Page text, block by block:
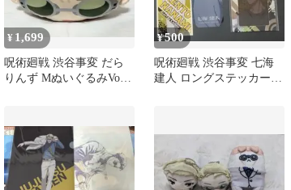
¥ 1,699
呪術廻戦 渋谷事変 だら
りんず MぬいぐるみVol.2
¥500
呪術廻戦 渋谷事変 七海
建人 ロングステッカー